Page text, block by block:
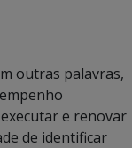
outras palavras,
e renovar
de identificar